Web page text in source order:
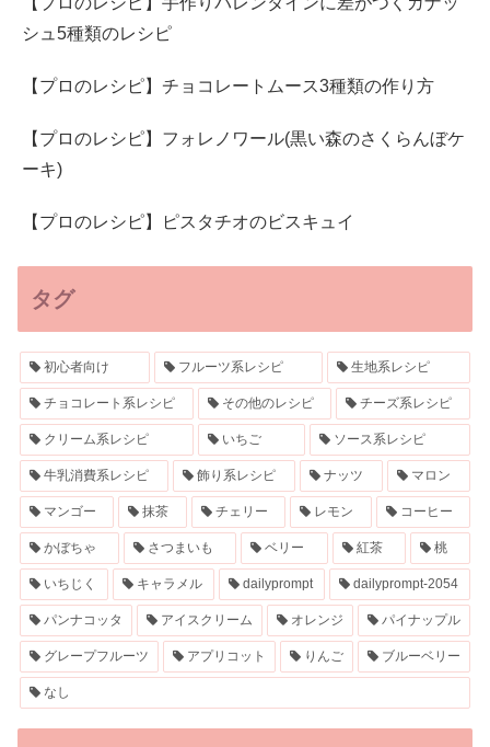
シュ5種類のレシピ
【プロのレシピ】チョコレートムース3種類の作り方
【プロのレシピ】フォレノワール(黒い森のさくらんぼケ
ーキ)
【プロのレシピ】ピスタチオのビスキュイ
タグ
初心者向け フルーツ系レシピ 生地系レシピ
チョコレート系レシピ その他のレシピ チーズ系レシピ
クリーム系レシピ いちご ソース系レシピ
牛乳消費系レシピ 飾り系レシピ ナッツ マロン
マンゴー 抹茶 チェリー レモン コーヒー
かぼちゃ さつまいも ベリー 紅茶 桃
いちじく キャラメル dailyprompt dailyprompt-2054
パンナコッタ アイスクリーム オレンジ パイナップル
グレープフルーツ アプリコット りんご ブルーベリー
なし